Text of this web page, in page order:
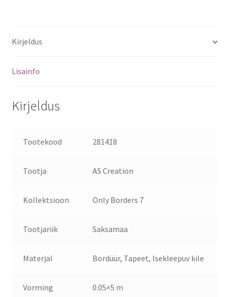
Kirjeldus
Lisainfo
Kirjeldus
Tootekood 281418
Tootja AS Creation
Kollektsioon Only Borders 7
Tootjariik Saksamaa
Materjal Bordüür, Tapeet, Isekleepuv kile
Vorming 0.05×5 m